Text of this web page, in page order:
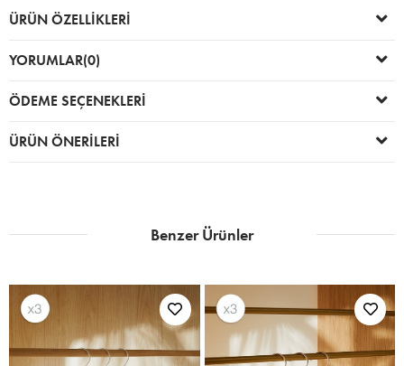
ÜRÜN ÖZELLIKLERI
YORUMLAR(0)
ÖDEME SEÇENEKLERI
ÜRÜN ÖNERILERI
Benzer Ürünler